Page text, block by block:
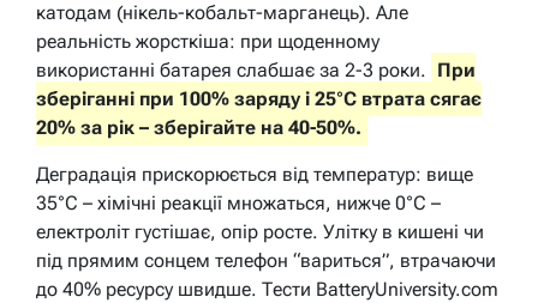
катодам (нікель-кобальт-марганець). Але
реальність жорсткіша: при щоденному
використанні батарея слабшає за 2-3 роки. При
зберіганні при 100% заряду і 25°C втрата сягає
20% за рік – зберігайте на 40-50%.
Деградація прискорюється від температур: вище
35°C – хімічні реакції множаться, нижче 0°C –
електроліт густішає, опір росте. Улітку в кишені чи
під прямим сонцем телефон “вариться”, втрачаючи
до 40% ресурсу швидше. Тести BatteryUniversity.com